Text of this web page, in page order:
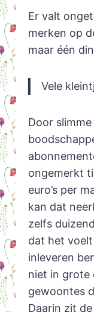
Er valt
merken op
maar één
Vele
Door
ongemerkt
euro’s per
kan dat
zelfs
dat het
inleveren
niet in grote
gewoontes
Daarin zit